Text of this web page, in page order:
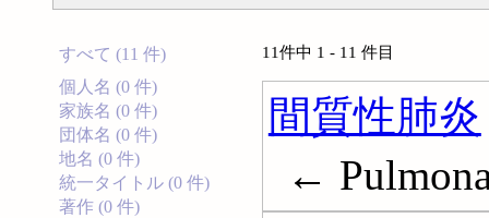
すべて (11 件)
個人名 (0 件)
家族名 (0 件)
団体名 (0 件)
地名 (0 件)
統一タイトル (0 件)
著作 (0 件)
11件中 1 - 11 件目
間質性肺炎
←